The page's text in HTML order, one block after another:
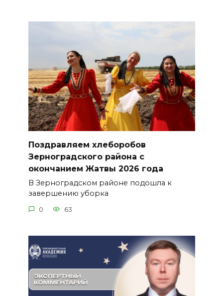
Поздравляем хлеборобов
Зерноградского района с
окончанием Жатвы 2026 года
В Зерноградском районе подошла к
завершению уборка
0 63